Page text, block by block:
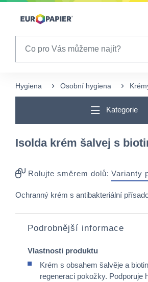
Table Of Content
Hygiena Osobní hygiena
Kategorie
Isolda krém šalvej s
Rolujte směrem dolů: Varianty
Ochranný krém s antibakteriální
Podrobnější informace
Vlastnosti produktu
Krém s obsahem šalvěje a
regeneraci pokožky. Podporuje